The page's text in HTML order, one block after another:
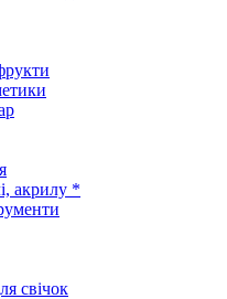
акрилу *
свічок